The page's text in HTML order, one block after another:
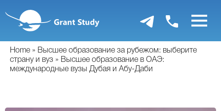
основному
содержанию
Home
Высшее образование за рубежом: выберите
страну и вуз
Высшее образование в ОАЭ:
международные вузы Дубая и Абу-Даби